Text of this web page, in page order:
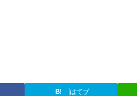
B! はてブ